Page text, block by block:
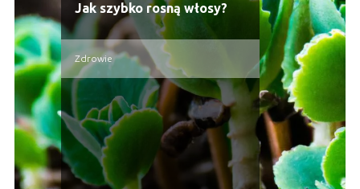
Jak szybko rosną włosy?
Zdrowie